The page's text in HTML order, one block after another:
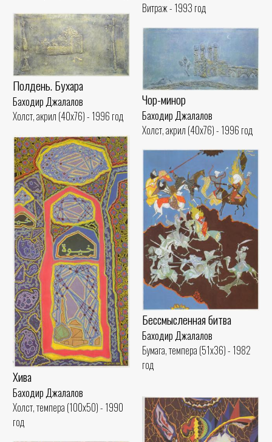
Витраж - 1993 год
Полдень. Бухара
Баходир Джалалов
Холст, акрил (40x76) - 1996 год
Чор-минор
Баходир Джалалов
Холст, акрил (40x76) - 1996 год
Хива
Баходир Джалалов
Холст, темпера (100x50) - 1990
год
Бессмысленная битва
Баходир Джалалов
Бумага, темпера (51x36) - 1982
год